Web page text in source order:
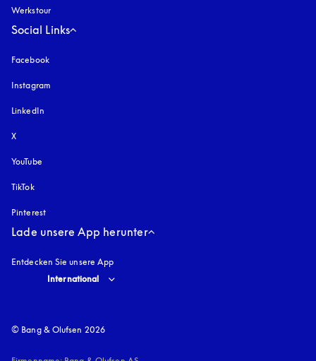
Werkstour
Social Links
Facebook
Instagram
LinkedIn
X
YouTube
TikTok
Pinterest
Lade unsere App herunter
Entdecken Sie unsere App
Select country and language
International
© Bang & Olufsen 2026